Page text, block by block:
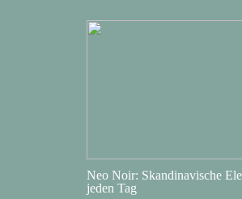
Neo Noir: Skandinavische
jeden Tag